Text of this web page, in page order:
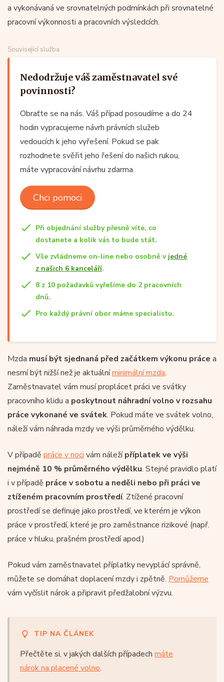
a vykonávaná ve srovnatelných podmínkách při srovnatelné
pracovní výkonnosti a pracovních výsledcích.
Související služba
Nedodržuje váš zaměstnavatel své
povinnosti?
Obraťte se na nás. Váš případ posoudíme a do 24
hodin vypracujeme návrh právních služeb
vedoucích k jeho vyřešení. Pokud se pak
rozhodnete svěřit jeho řešení do našich rukou,
máte vypracování návrhu zdarma.
Chci pomoci
Při objednání služby přesně víte, co
dostanete a kolik vás to bude stát.
Vše zvládneme on-line nebo osobně v jedné
z našich 6 kanceláří.
8 z 10 požadavků vyřešíme do 2 pracovních
dnů.
Pro každý právní obor máme specialistu.
Mzda musí být sjednaná před začátkem výkonu práce a
nesmí být nižší než je aktuálníminimální mzda.
Zaměstnavatel vám musí proplácet práci ve svátky
pracovního klidu a poskytnout náhradní volno v rozsahu
práce vykonané ve svátek. Pokud máte ve svátek volno,
náleží vám náhrada mzdy ve výši průměrného výdělku.
V případě práce v noci vám náležípříplatek ve výši
nejméně 10 % průměrného výdělku. Stejné pravidlo platí
i v případě práce v sobotu a neděli nebo při práci ve
ztíženém pracovním prostředí. Ztížené pracovní
prostředí se definuje jako prostředí, ve kterém je výkon
práce v prostředí, které je pro zaměstnance rizikové (např.
práce v hluku, prašném prostředí apod.)
Pokud vám zaměstnavatel příplatky nevyplácí správně,
můžete se domáhat doplacení mzdy i zpětně. Pomůžeme
vám vyčíslit nárok a připravit předžalobní výzvu.
TIP NA ČLÁNEK
Přečtěte si, v jakých dalších případech máte
nárok na placené volno.